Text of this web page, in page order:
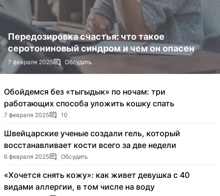
Передозировка счастья: что такое
серотониновый синдром и чем он опасен
7 февраля 2025 Обсудить
Обойдемся без «тыгыдык» по ночам: три
работающих способа уложить кошку спать
7 февраля 2025 10
Швейцарские ученые создали гель, который
восстанавливает кости всего за две недели
6 февраля 2025 Обсудить
«Хочется снять кожу»: как живет девушка с 40
видами аллергии, в том числе на воду